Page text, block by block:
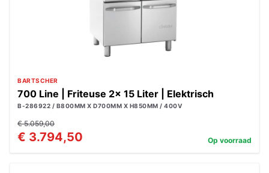
BARTSCHER
700 Line | Friteuse 2x 15 Liter | Elektrisch
B-286922 / B800MM X D700MM X H850MM / 400V
€ 5.059,00
€ 3.794,50 Op voorraad